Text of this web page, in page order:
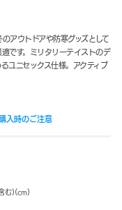
アウトドアや防寒グッズとして
です。ミリタリーテイストのデ
ユニセックス仕様。アクティブ
購入時のご注意
む)(cm)